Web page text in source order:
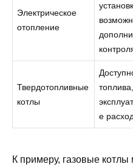
Электрическое
отопление
Твердотопливные
котлы
е
К примеру, газовые котлы